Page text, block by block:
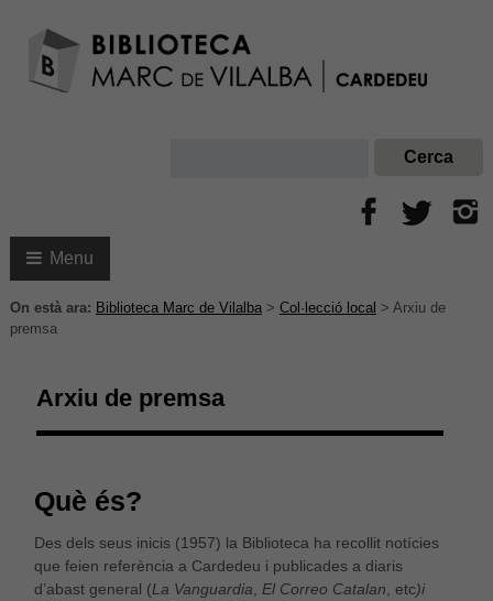
Menu
On està ara: Biblioteca Marc de Vilalba> Col·lecció local > Arxiu de
premsa
Arxiu de premsa
Què és?
Des dels seus inicis (1957) la Biblioteca ha recollit notícies
que feien referència a Cardedeu i publicades a diaris
d’abast general (La Vanguardia El Correo Catalan , etc)i